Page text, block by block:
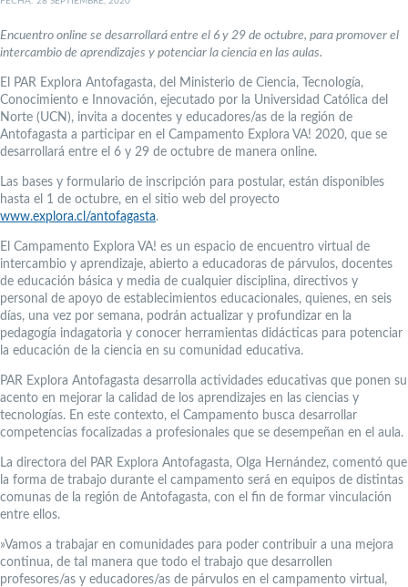
Encuentro online se desarrollará entre el 6 y 29 de octubre, para promover el
intercambio de aprendizajes y potenciar la ciencia en las aulas.
El PAR Explora Antofagasta, del Ministerio de Ciencia, Tecnología,
Conocimiento e Innovación, ejecutado por la Universidad Católica del
Norte (UCN), invita a docentes y educadores/as de la región de
Antofagasta a participar en el Campamento Explora VA! 2020, que se
desarrollará entre el 6 y 29 de octubre de manera online.
Las bases y formulario de inscripción para postular, están disponibles
hasta el 1 de octubre, en el sitio web del proyecto
www.explora.cl/antofagasta.
El Campamento Explora VA! es un espacio de encuentro virtual de
intercambio y aprendizaje, abierto a educadoras de párvulos, docentes
de educación básica y media de cualquier disciplina, directivos y
personal de apoyo de establecimientos educacionales, quienes, en seis
días, una vez por semana, podrán actualizar y profundizar en la
pedagogía indagatoria y conocer herramientas didácticas para potenciar
la educación de la ciencia en su comunidad educativa.
PAR Explora Antofagasta desarrolla actividades educativas que ponen su
acento en mejorar la calidad de los aprendizajes en las ciencias y
tecnologías. En este contexto, el Campamento busca desarrollar
competencias focalizadas a profesionales que se desempeñan en el aula.
La directora del PAR Explora Antofagasta, Olga Hernández, comentó que
la forma de trabajo durante el campamento será en equipos de distintas
comunas de la región de Antofagasta, con el fin de formar vinculación
entre ellos.
»Vamos a trabajar en comunidades para poder contribuir a una mejora
continua, de tal manera que todo el trabajo que desarrollen
profesores/as y educadores/as de párvulos en el campamento virtual,